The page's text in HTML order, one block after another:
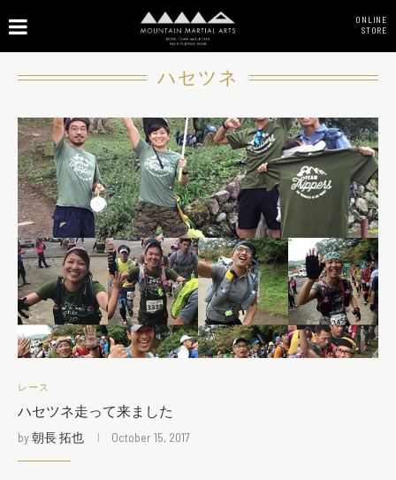
ONLINE
STORE
ハセツネ
レース
ハセツネ走って来ました
by朝長 拓也 October 15, 2017